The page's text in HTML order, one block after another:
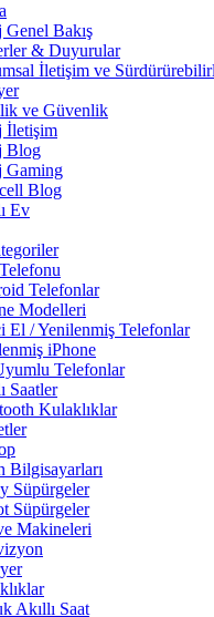
Genel Bakış
& Duyurular
İletişim ve
ve Güvenlik
İletişim
Blog
Gaming
Blog
Ev
Telefonlar
Modelleri
El / Yenilenmiş Telefonlar
iPhone
Telefonlar
Saatler
Kulaklıklar
Bilgisayarları
Süpürgeler
Süpürgeler
Makineleri
Akıllı Saat